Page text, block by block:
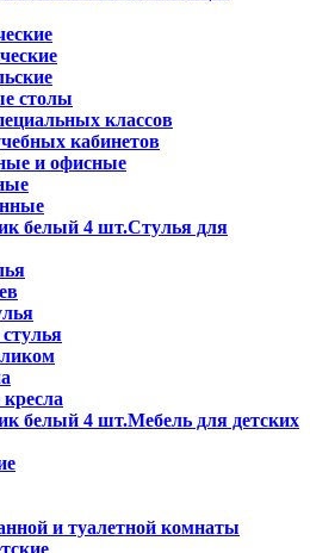
столы
классов
кабинетов
и офисные
Стулья для
Мебель для детских
и туалетной комнаты